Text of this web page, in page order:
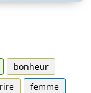
bonheur
femme